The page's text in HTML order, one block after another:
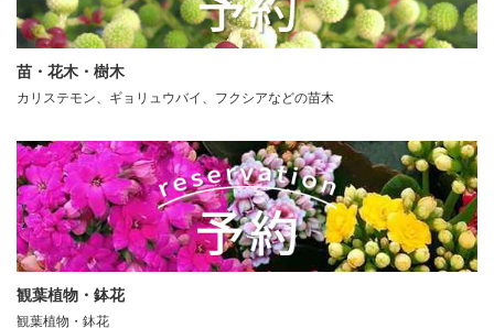
苗・花木・樹木
カリステモン、ギョリュウバイ、フクシアなどの苗木
観葉植物・鉢花
観葉植物・鉢花